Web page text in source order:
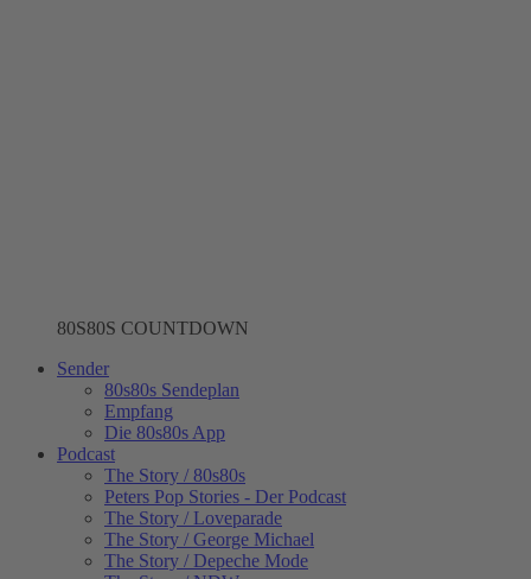
80S80S COUNTDOWN
Sender
80s80s Sendeplan
Empfang
Die 80s80s App
Podcast
The Story / 80s80s
Peters Pop Stories - Der Podcast
The Story / Loveparade
The Story / George Michael
The Story / Depeche Mode